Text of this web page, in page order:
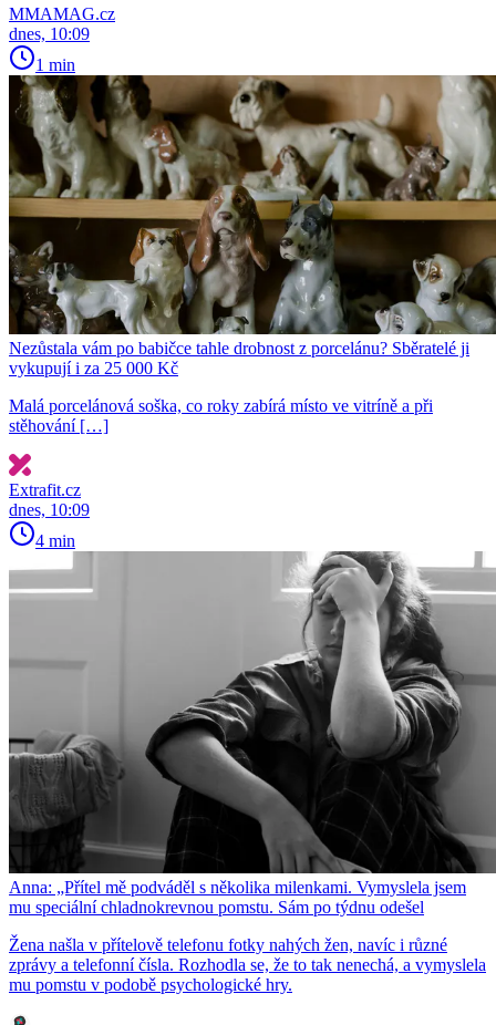
MMAMAG.cz
dnes, 10:09
1 min
Nezůstala vám po babičce tahle drobnost z porcelánu? Sběratelé ji
vykupují i za 25 000 Kč
Malá porcelánová soška, co roky zabírá místo ve vitríně a při
stěhování […]
Extrafit.cz
dnes, 10:09
4 min
Anna: „Přítel mě podváděl s několika milenkami. Vymyslela jsem
mu speciální chladnokrevnou pomstu. Sám po týdnu odešel
Žena našla v přítelově telefonu fotky nahých žen, navíc i různé
zprávy a telefonní čísla. Rozhodla se, že to tak nenechá, a vymyslela
mu pomstu v podobě psychologické hry.